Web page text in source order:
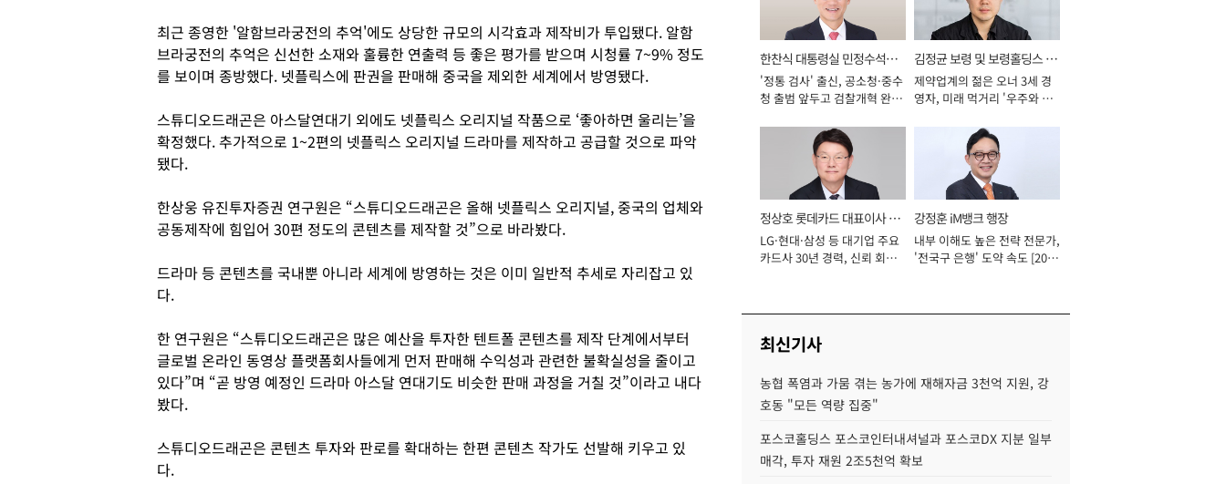
최근 종영한 '알함브라궁전의 추억'에도 상당한 규모의 시각효과 제작비가 투입됐다. 알함
브라궁전의 추억은 신선한 소재와 훌륭한 연출력 등 좋은 평가를 받으며 시청률 7~9% 정도
를 보이며 종방했다. 넷플릭스에 판권을 판매해 중국을 제외한 세계에서 방영됐다.
스튜디오드래곤은 아스달연대기 외에도 넷플릭스 오리지널 작품으로 ‘좋아하면 울리는’을
확정했다. 추가적으로 1~2편의 넷플릭스 오리지널 드라마를 제작하고 공급할 것으로 파악
됐다.
한상웅 유진투자증권 연구원은 “스튜디오드래곤은 올해 넷플릭스 오리지널, 중국의 업체와
공동제작에 힘입어 30편 정도의 콘텐츠를 제작할 것”으로 바라봤다.
드라마 등 콘텐츠를 국내뿐 아니라 세계에 방영하는 것은 이미 일반적 추세로 자리잡고 있
다.
한 연구원은 “스튜디오드래곤은 많은 예산을 투자한 텐트폴 콘텐츠를 제작 단계에서부터
글로벌 온라인 동영상 플랫폼회사들에게 먼저 판매해 수익성과 관련한 불확실성을 줄이고
있다”며 “곧 방영 예정인 드라마 아스달 연대기도 비슷한 판매 과정을 거칠 것”이라고 내다
봤다.
스튜디오드래곤은 콘텐츠 투자와 판로를 확대하는 한편 콘텐츠 작가도 선발해 키우고 있
다.
한찬식 대통령실 민정수석비
서관
'정통 검사' 출신, 공소청·중수
청 출범 앞두고 검찰개혁 완수
김정균 보령 및 보령홀딩스 대
표이사 사장
제약업계의 젊은 오너 3세 경
영자, 미래 먹거리 '우주와 헬
정상호 롯데카드 대표이사 사
장
LG·현대·삼성 등 대기업 주요
카드사 30년 경력, 신뢰 회복
강정훈 iM뱅크 행장
내부 이해도 높은 전략 전문가,
'전국구 은행' 도약 속도 [2026
최신기사
농협 폭염과 가뭄 겪는 농가에 재해자금 3천억 지원, 강
호동 "모든 역량 집중"
포스코홀딩스 포스코인터내셔널과 포스코DX 지분 일부
매각, 투자 재원 2조5천억 확보